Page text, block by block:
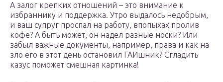
А залог крепких отношений – это внимание к
избраннику и поддержка. Утро выдалось недобрым,
и ваш супруг проспал на работу, впопыхах пролив
кофе? А быть может, он надел разные носки? Или
забыл важные документы, например, права и как на
зло его в этот день остановил ГАИшник? Сгладить
казус поможет смешная картинка!